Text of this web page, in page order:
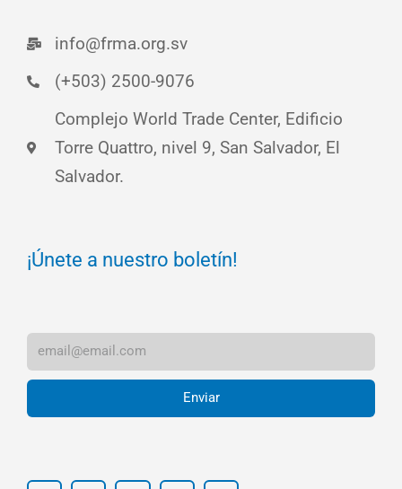
info@frma.org.sv
(+503) 2500-9076
Complejo World Trade Center, Edificio
Torre Quattro, nivel 9, San Salvador, El
Salvador.
¡Únete a nuestro boletín!
Enviar